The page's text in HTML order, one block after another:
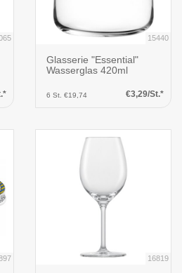
15440
Glasserie "Essential"
Wasserglas 420ml
6 St. €19,74 €3,29/St.*
16819